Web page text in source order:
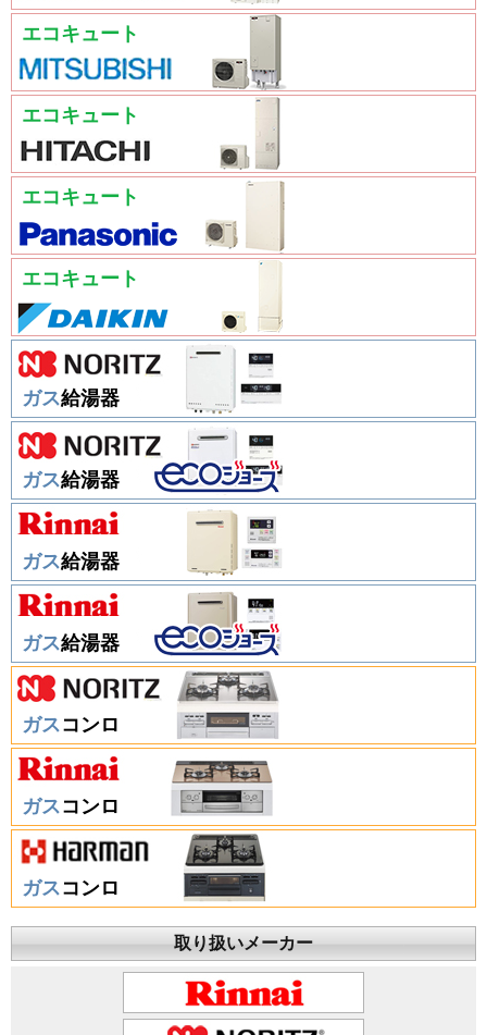
エコキュート
エコキュート
エコキュート
エコキュート
ガス給湯器
ガス給湯器
ガス給湯器
ガス給湯器
ガス コンロ
ガス コンロ
ガス コンロ
取り扱いメーカー